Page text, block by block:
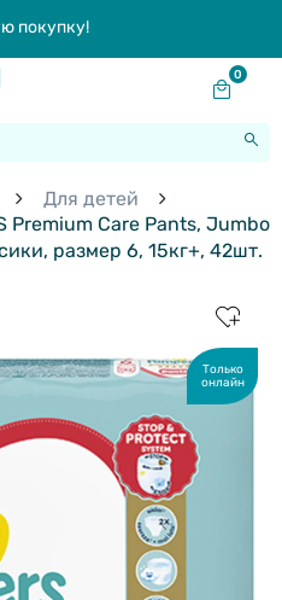
покупку!
0
Для детей
Premium Care Pants, Jumbo
размер 6, 15кг+, 42шт.
Только
онлайн